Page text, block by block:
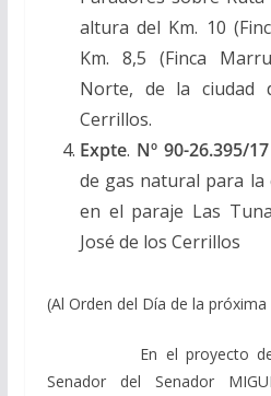
altura del Km. 10
Km. 8,5 (Finca
Norte, de la ciudad
Cerrillos.
Expte. Nº 90-26.395/17
de gas natural para la
en el paraje Las
José de los Cerrillos
(Al Orden del Día de la próxima
En el proyecto de
Senador del Senador